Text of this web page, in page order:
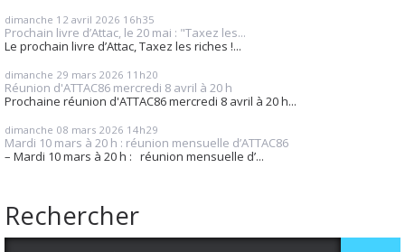
dimanche 12 avril 2026 16h35
Prochain livre d’Attac, le 20 mai : "Taxez les...
Le prochain livre d’Attac, Taxez les riches !...
dimanche 29 mars 2026 11h20
Réunion d'ATTAC86 mercredi 8 avril à 20 h
Prochaine réunion d'ATTAC86 mercredi 8 avril à 20 h...
dimanche 08 mars 2026 14h29
Mardi 10 mars à 20 h : réunion mensuelle d’ATTAC86
– Mardi 10 mars à 20 h : réunion mensuelle d’...
Rechercher